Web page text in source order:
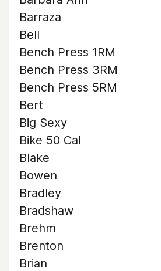
Barraza
Bell
Bench Press 1RM
Bench Press 3RM
Bench Press 5RM
Bert
Big Sexy
Bike 50 Cal
Blake
Bowen
Bradley
Bradshaw
Brehm
Brenton
Brian